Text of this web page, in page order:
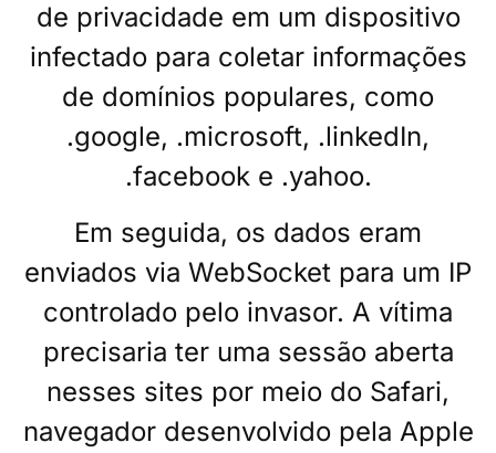
de privacidade em um dispositivo
infectado para coletar informações
de domínios populares, como
.google, .microsoft, .linkedIn,
.facebook e .yahoo.
Em seguida, os dados eram
enviados via WebSocket para um IP
controlado pelo invasor. A vítima
precisaria ter uma sessão aberta
nesses sites por meio do Safari,
navegador desenvolvido pela Apple